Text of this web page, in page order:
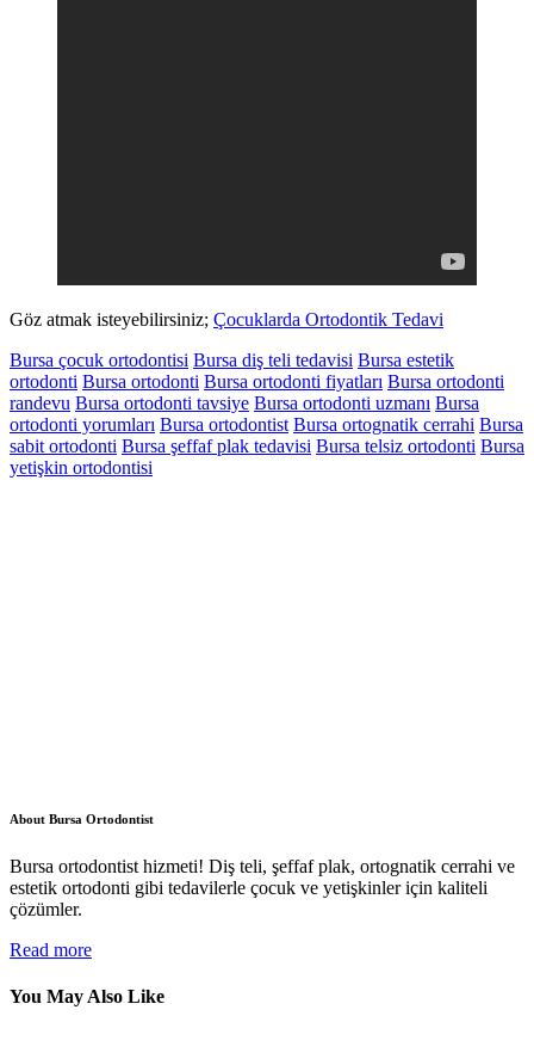
Göz atmak isteyebilirsiniz; Çocuklarda Ortodontik Tedavi
Bursa çocuk ortodontisi Bursa diş teli tedavisi Bursa estetik
ortodonti Bursa ortodonti Bursa ortodonti fiyatları Bursa ortodonti
randevu Bursa ortodonti tavsiye Bursa ortodonti uzmanı Bursa
ortodonti yorumları Bursa ortodontist Bursa ortognatik cerrahi Bursa
sabit ortodonti Bursa şeffaf plak tedavisi Bursa telsiz ortodonti Bursa
yetişkin ortodontisi
About Bursa Ortodontist
Bursa ortodontist hizmeti! Diş teli, şeffaf plak, ortognatik cerrahi ve
estetik ortodonti gibi tedavilerle çocuk ve yetişkinler için kaliteli
çözümler.
Read more
You May Also Like